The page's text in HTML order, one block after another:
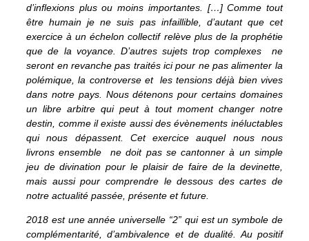
d’inflexions plus ou moins importantes. […] Comme tout
être humain je ne suis pas infaillible, d’autant que cet
exercice à un échelon collectif relève plus de la prophétie
que de la voyance. D’autres sujets trop complexes ne
seront en revanche pas traités ici pour ne pas alimenter la
polémique, la controverse et les tensions déjà bien vives
dans notre pays. Nous détenons pour certains domaines
un libre arbitre qui peut à tout moment changer notre
destin, comme il existe aussi des évènements inéluctables
qui nous dépassent. Cet exercice auquel nous nous
livrons ensemble ne doit pas se cantonner à un simple
jeu de divination pour le plaisir de faire de la devinette,
mais aussi pour comprendre le dessous des cartes de
notre actualité passée, présente et future.
2018 est une année universelle “2” qui est un symbole de
complémentarité, d’ambivalence et de dualité. Au positif